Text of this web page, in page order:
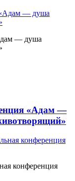
— душа
«Адам —
конференция